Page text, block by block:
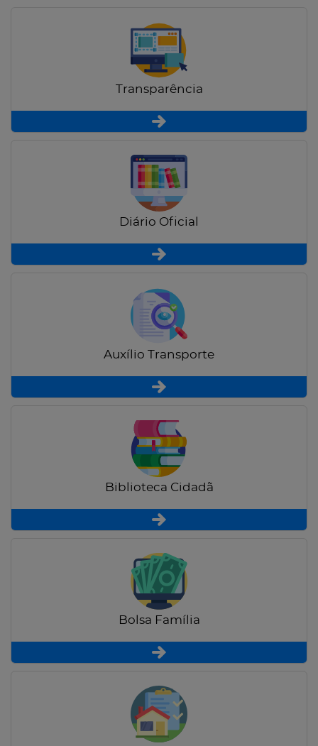
Transparência
Diário Oficial
Auxílio Transporte
Biblioteca Cidadã
Bolsa Família